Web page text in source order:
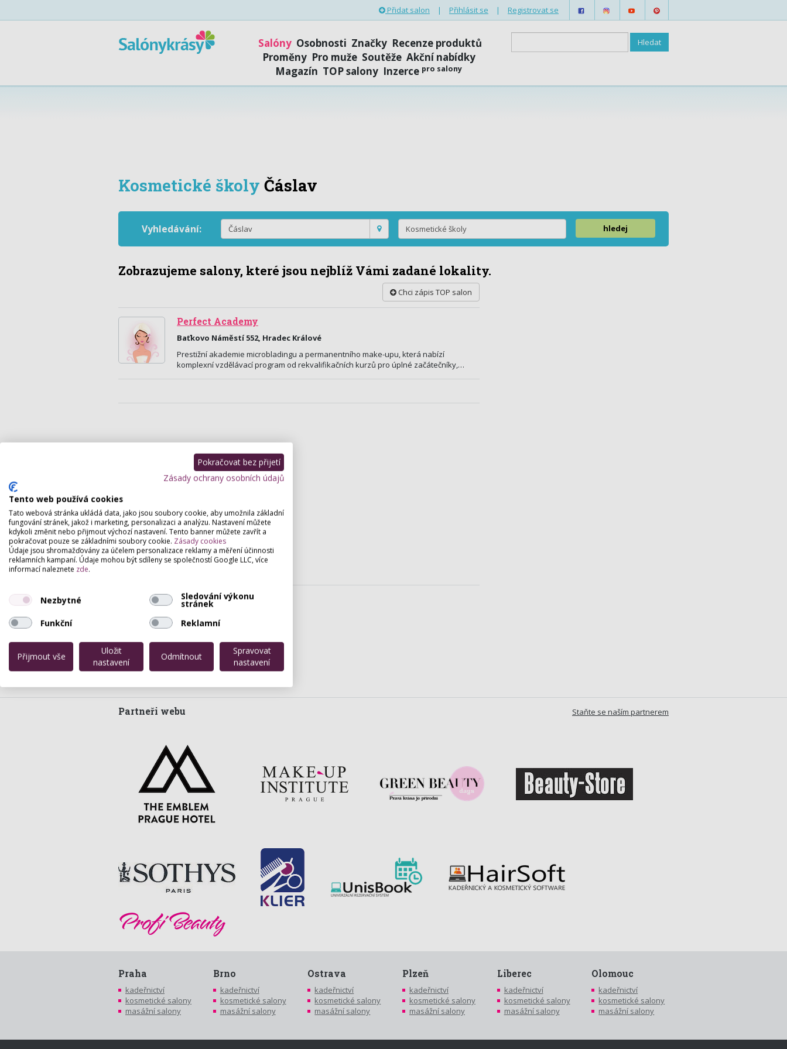
Přidat salon | Přihlásit se | Registrovat se
Salóny Osobnosti Značky Recenze produktů
Proměny Pro muže Soutěže Akční nabídky
Magazín TOP salony Inzerce pro salony
Kosmetické školy Čáslav
Vyhledávání: hledej
Zobrazujeme salony, které jsou nejblíž Vámi zadané lokality.
Chci zápis TOP salon
Perfect Academy
Baťkovo Náměstí 552, Hradec Králové
Prestižní akademie microbladingu a permanentního make-upu, která nabízí
komplexní vzdělávací program od rekvalifikačních kurzů pro úplné začátečníky,…
Staňte se naším partnerem
Partneři webu
Praha
kadeřnictví
kosmetické salony
masážní salony
Brno
kadeřnictví
kosmetické salony
masážní salony
Ostrava
kadeřnictví
kosmetické salony
masážní salony
Plzeň
kadeřnictví
kosmetické salony
masážní salony
Liberec
kadeřnictví
kosmetické salony
masážní salony
Olomouc
kadeřnictví
kosmetické salony
masážní salony
Pokračovat bez přijetí
Zásady ochrany osobních údajů
Tento web používá cookies
Tato webová stránka ukládá data, jako jsou soubory cookie, aby umožnila základní
fungování stránek, jakož i marketing, personalizaci a analýzu. Nastavení můžete
kdykoli změnit nebo přijmout výchozí nastavení. Tento banner můžete zavřít a
pokračovat pouze se základními soubory cookie. Zásady cookies
Údaje jsou shromažďovány za účelem personalizace reklamy a měření účinnosti
reklamních kampaní. Údaje mohou být sdíleny se společností Google LLC, více
informací naleznete zde.
Nezbytné Sledování výkonu
stránek
Funkční
Reklamní
Přijmout vše
Uložit
nastavení
Odmítnout
Spravovat
nastavení